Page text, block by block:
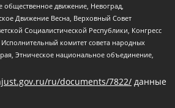
общественное движение, Невоград,
Движение Весна, Верховный Совет
Социалистической Республики, Конгресс
комитет совета народных
Этническое национальное объединение,
ru/documents/7822/ данные